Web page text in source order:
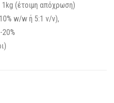
(έτοιμη απόχρωση)
w/w ή 5:1 v/v),
20%